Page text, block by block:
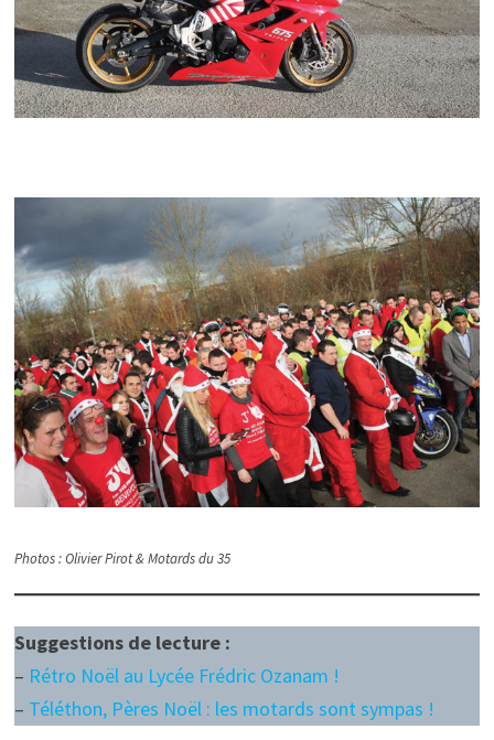
Photos : Olivier Pirot & Motards du 35
Suggestions de lecture :
– Rétro Noël au Lycée Frédric Ozanam !
– Téléthon, Pères Noël : les motards sont sympas !